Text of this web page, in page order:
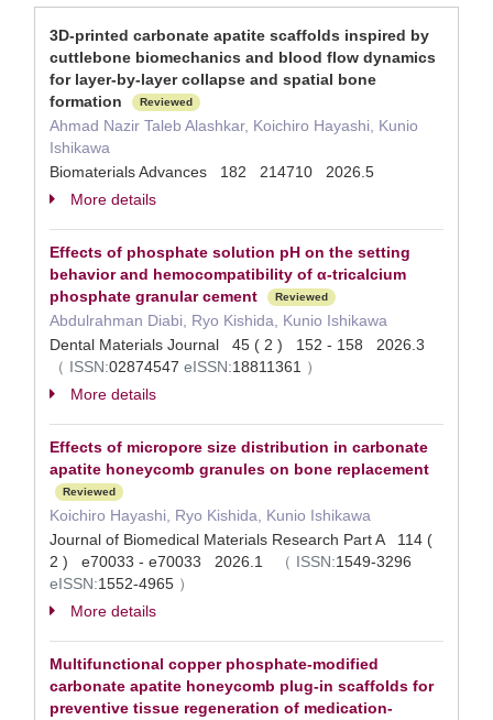
3D-printed carbonate apatite scaffolds inspired by
cuttlebone biomechanics and blood flow dynamics
for layer-by-layer collapse and spatial bone
formation
Reviewed
Ahmad Nazir Taleb Alashkar, Koichiro Hayashi, Kunio
Ishikawa
Biomaterials Advances 182 214710 2026.5
More details
Effects of phosphate solution pH on the setting
behavior and hemocompatibility of α-tricalcium
phosphate granular cement
Reviewed
Abdulrahman Diabi, Ryo Kishida, Kunio Ishikawa
Dental Materials Journal 45 ( 2 ) 152 - 158 2026.3
（ ISSN:02874547 eISSN:18811361 ）
More details
Effects of micropore size distribution in carbonate
apatite honeycomb granules on bone replacement
Reviewed
Koichiro Hayashi, Ryo Kishida, Kunio Ishikawa
Journal of Biomedical Materials Research Part A 114 (
2 ) e70033 - e70033 2026.1
（ ISSN:1549-3296
eISSN:1552-4965 ）
More details
Multifunctional copper phosphate-modified
carbonate apatite honeycomb plug-in scaffolds for
preventive tissue regeneration of medication-